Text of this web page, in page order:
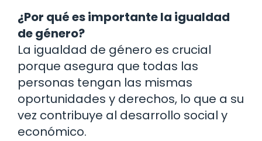
¿Por qué es importante la igualdad
de género?
La igualdad de género es crucial
porque asegura que todas las
personas tengan las mismas
oportunidades y derechos, lo que a su
vez contribuye al desarrollo social y
económico.